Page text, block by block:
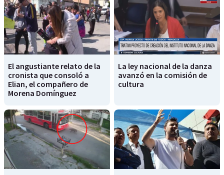
El angustiante relato de la
cronista que consoló a
Elian, el compañero de
Morena Domínguez
La ley nacional de la danza
avanzó en la comisión de
cultura